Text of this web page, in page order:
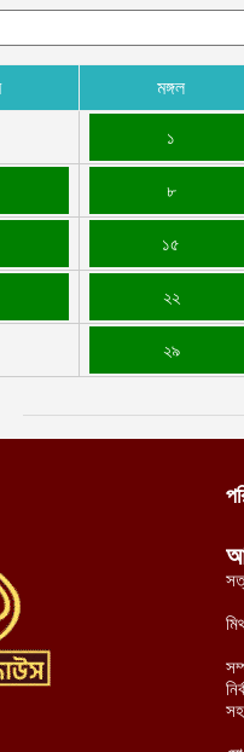
মঙ্গল
১
৮
১৫
২২
২৯